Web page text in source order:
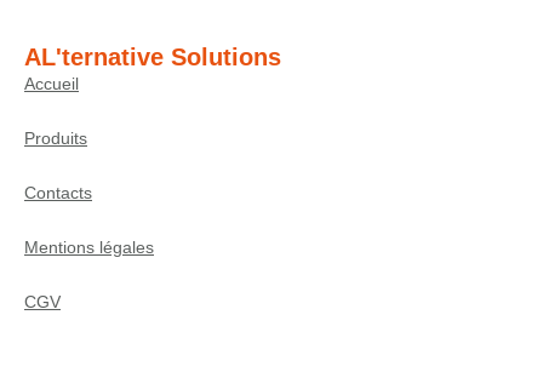
AL'ternative Solutions
Accueil
Produits
Contacts
Mentions légales
CGV